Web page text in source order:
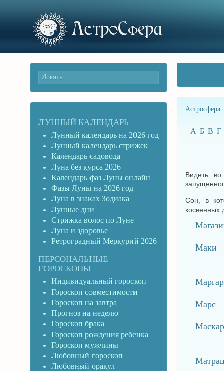
Астросфера
А Б В Г
Видеть
Сон, в
косвенных
Маки
Марс
Матрац
ЛУННЫЙ КАЛЕНДАРЬ
Лунный календарь на 2026 год
Лунный календарь стрижек
Календарь садовода
Луна без курса 2026
Календарь фаз Луны онлайн
Фазы Луны на 2026 год
Луна в знаках Зодиака
Лунные дни
Стрижка волос по Луне
Луна и здоровье
Ретроградный Меркурий 2026
ПЕРСОНАЛЬНЫЕ
ГОРОСКОПЫ
Индивидуальный гороскоп
Гороскоп совместимости
Гороскоп на завтра
Прогноз на неделю
Гороскоп брака
Гороскоп рождения ребенка
Гороскоп мужчины
Любовный гороскоп
Любовный оракул